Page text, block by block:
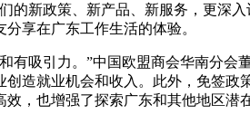
的新政策、新产品、新服务，更深
享在广东工作生活的体验。
吸引力。”中国欧盟商会华南分会
造就业机会和收入。此外，免签
，也增强了探索广东和其他地区潜